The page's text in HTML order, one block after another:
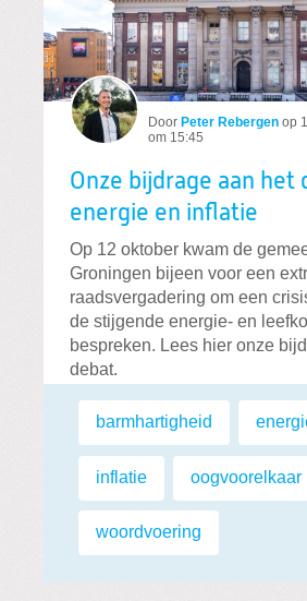
Door Peter Rebergen op
om 15:45
Onze bijdrage aan het
energie en inflatie
Op 12 oktober kwam de
Groningen bijeen voor een
raadsvergadering om een
de stijgende energie- en
bespreken. Lees hier onze
debat.
lees meer
Labels:
barmhartigheid
inflatie oogvoorelkaar
woordvoering